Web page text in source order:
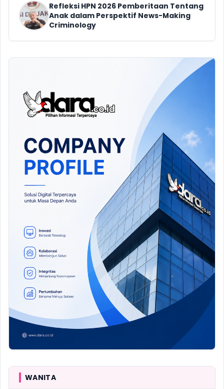
Refleksi HPN 2026 Pemberitaan Tentang
Anak dalam Perspektif News-Making
Criminology
WANITA